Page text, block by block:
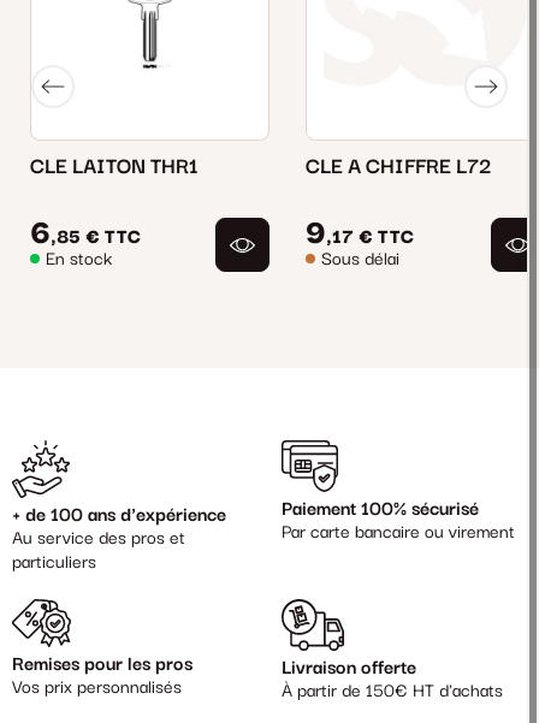
CLE LAITON THR1
6,85 € TTC
En stock
CLE A CHIFFRE L72
9,17 € TTC
Sous délai
+ de 100 ans d'expérience
Au service des pros et
particuliers
Paiement 100% sécurisé
Par carte bancaire ou virement
Remises pour les pros
Vos prix personnalisés
Livraison offerte
À partir de 150€ HT d'achats